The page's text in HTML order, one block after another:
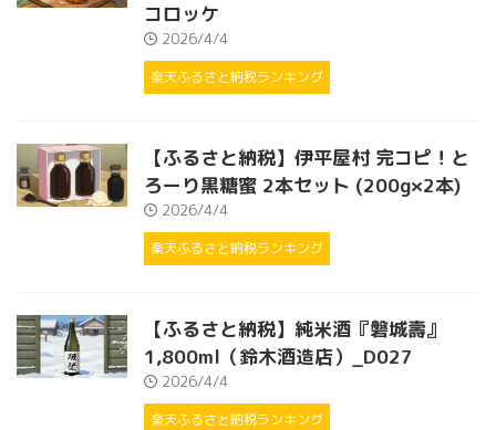
コロッケ
2026/4/4
楽天ふるさと納税ランキング
【ふるさと納税】伊平屋村 完コピ！と
ろーり黒糖蜜 2本セット (200g×2本)
2026/4/4
楽天ふるさと納税ランキング
【ふるさと納税】純米酒『磐城壽』
1,800ml（鈴木酒造店）_D027
2026/4/4
楽天ふるさと納税ランキング